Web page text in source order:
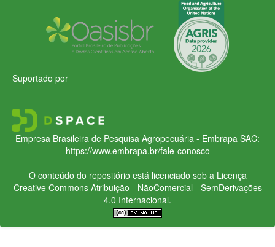
Suportado por
Empresa Brasileira de Pesquisa Agropecuária - Embrapa SAC:
https://www.embrapa.br/fale-conosco
O conteúdo do repositório está licenciado sob a Licença
Creative CommonsAtribuição - NãoComercial - SemDerivações
4.0 Internacional.